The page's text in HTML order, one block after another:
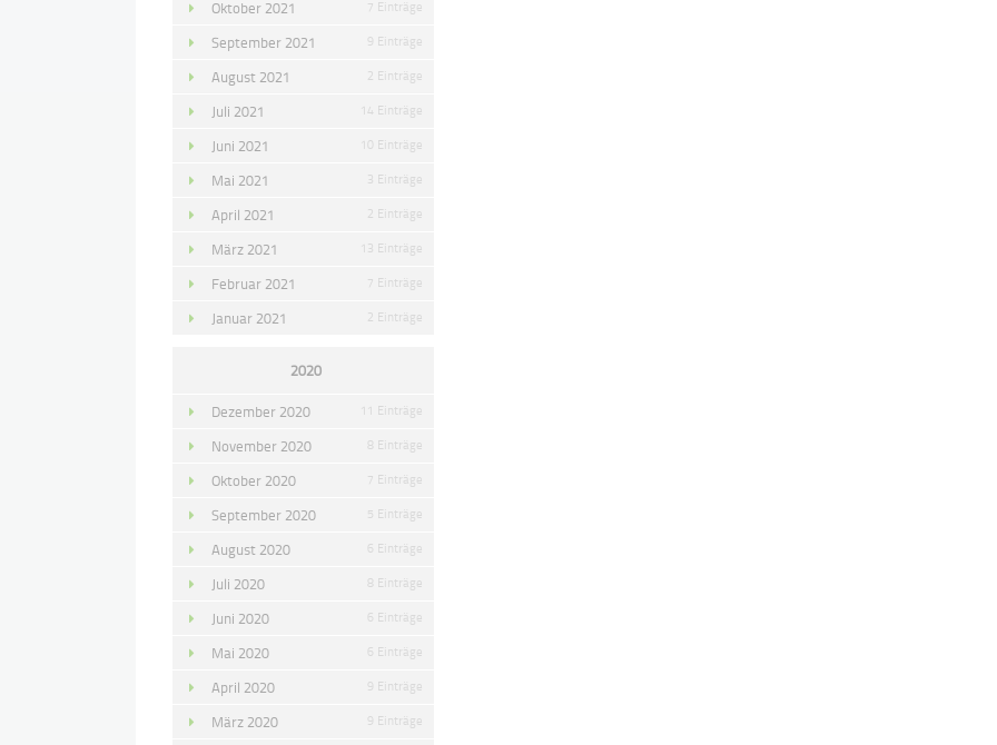
Oktober 2021 7 Einträge
September 2021 9 Einträge
August 2021 2 Einträge
Juli 2021 14 Einträge
Juni 2021 10 Einträge
Mai 2021 3 Einträge
April 2021 2 Einträge
März 2021 13 Einträge
Februar 2021 7 Einträge
Januar 2021 2 Einträge
2020
Dezember 2020 11 Einträge
November 2020 8 Einträge
Oktober 2020 7 Einträge
September 2020 5 Einträge
August 2020 6 Einträge
Juli 2020 8 Einträge
Juni 2020 6 Einträge
Mai 2020 6 Einträge
April 2020 9 Einträge
März 2020 9 Einträge